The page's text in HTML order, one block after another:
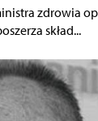
zdrowia
skład...